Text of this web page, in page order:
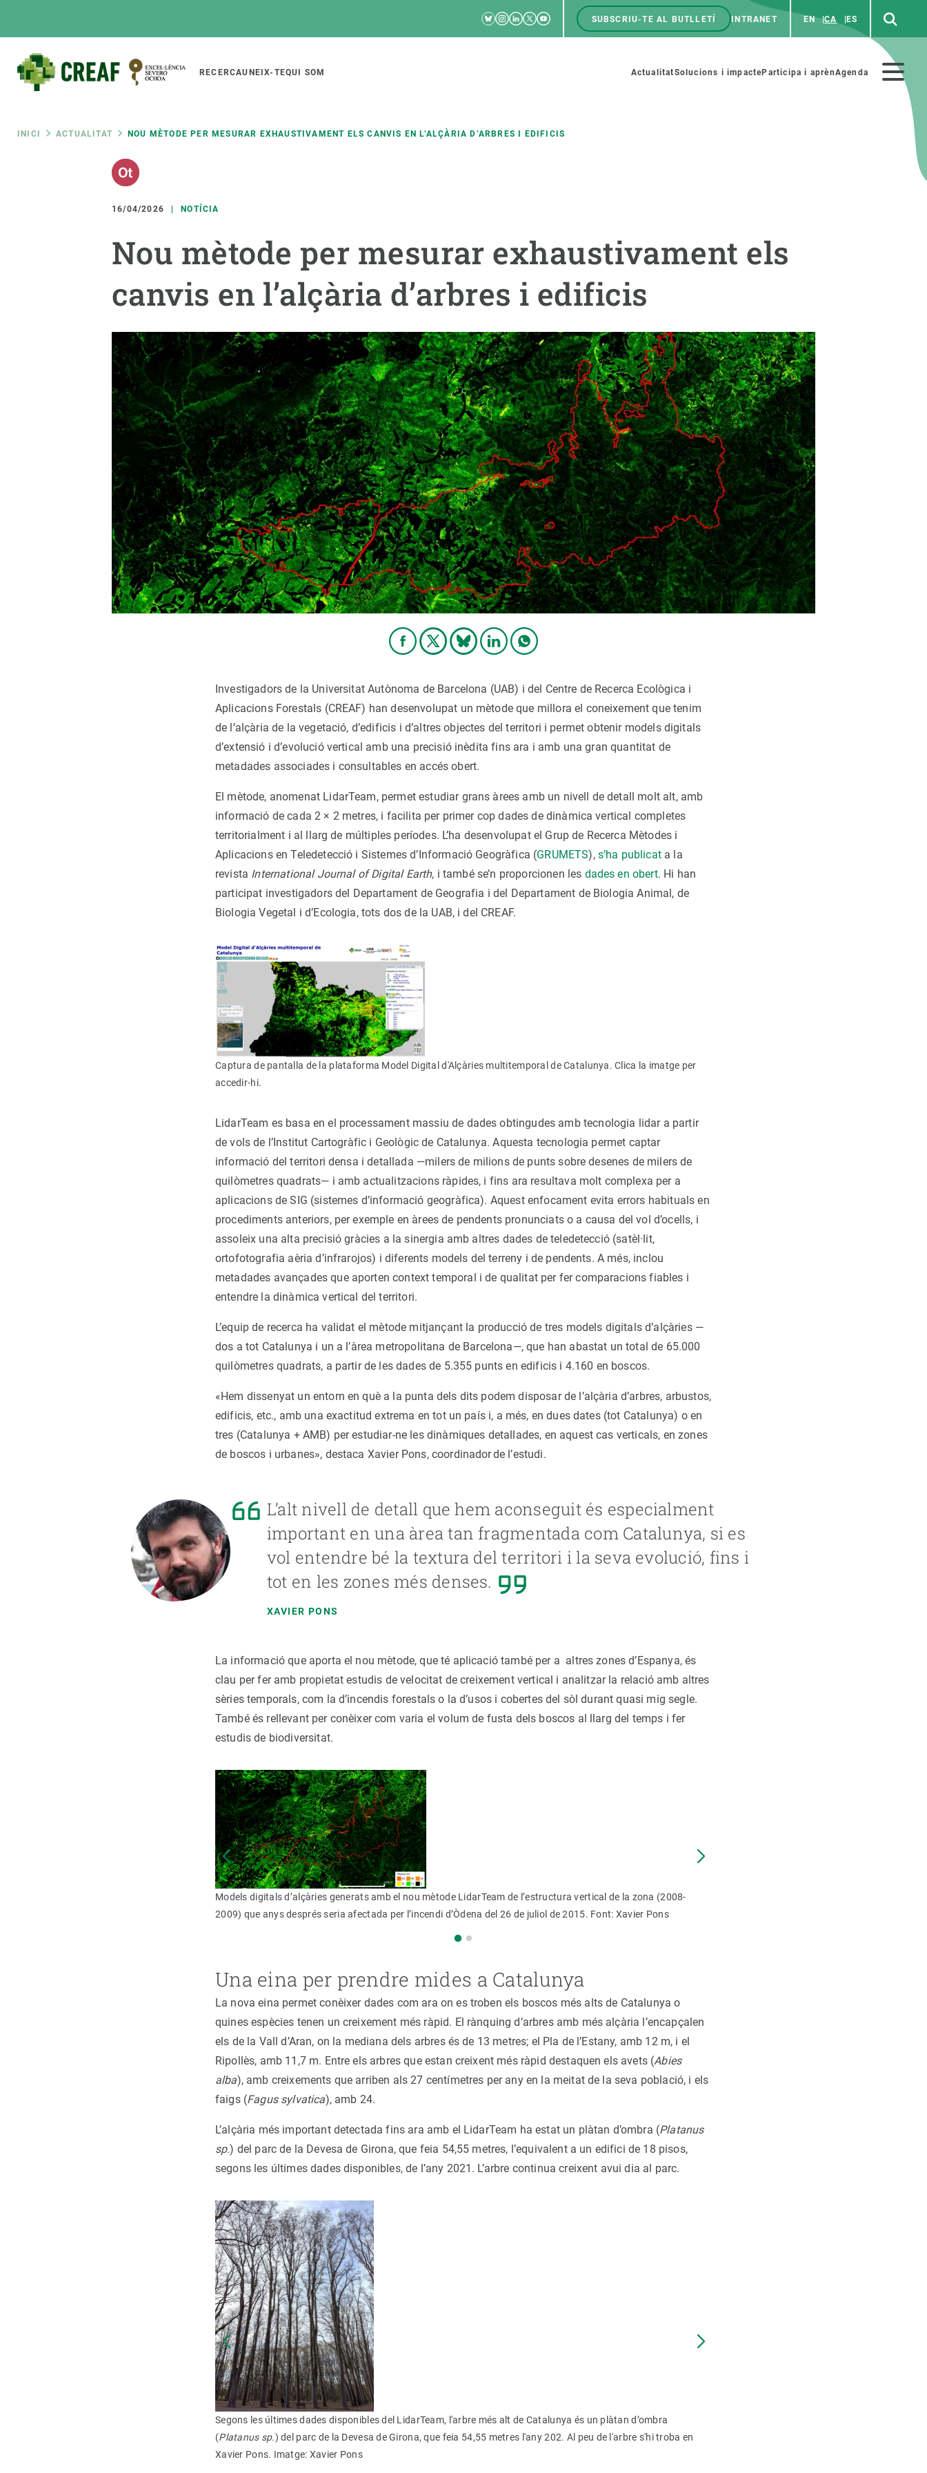
RRSS
Bluesky
Instagram
Linkedin
TwitterYoutube
Menú
SUBSCRIU-TE AL BUTLLETÍ INTRANET EN CA ES
Main
navigation
RECERCAUNEIX-TEQUI SOM
Menú
ActualitatSolucions i impacteParticipa i aprènAgenda
Fil
d'ariadna
INICI ACTUALITAT NOU MÈTODE PER MESURAR EXHAUSTIVAMENT ELS CANVIS EN L’ALÇÀRIA D’ARBRES I EDIFICIS
16/04/2026 NOTÍCIA
Nou mètode per mesurar exhaustivament els
canvis en l’alçària d’arbres i edificis
Investigadors de la Universitat Autònoma de Barcelona (UAB) i del Centre de Recerca Ecològica i
Aplicacions Forestals (CREAF) han desenvolupat un mètode que millora el coneixement que tenim
de l’alçària de la vegetació, d’edificis i d’altres objectes del territori i permet obtenir models digitals
d’extensió i d’evolució vertical amb una precisió inèdita fins ara i amb una gran quantitat de
metadades associades i consultables en accés obert.
El mètode, anomenat LidarTeam, permet estudiar grans àrees amb un nivell de detall molt alt, amb
informació de cada 2 × 2 metres, i facilita per primer cop dades de dinàmica vertical completes
territorialment i al llarg de múltiples períodes. L’ha desenvolupat el Grup de Recerca Mètodes i
Aplicacions en Teledetecció i Sistemes d’Informació Geogràfica (GRUMETS), s’ha publicata la
revista International Journal of Digital Earth, i també se’n proporcionen les dades en obert. Hi han
participat investigadors del Departament de Geografia i del Departament de Biologia Animal, de
Biologia Vegetal i d’Ecologia, tots dos de la UAB, i del CREAF.
Captura de pantalla de la plataforma Model Digital d'Alçàries multitemporal de Catalunya. Clica la imatge per
accedir-hi.
LidarTeam es basa en el processament massiu de dades obtingudes amb tecnologia lidar a partir
de vols de l’Institut Cartogràfic i Geològic de Catalunya. Aquesta tecnologia permet captar
informació del territori densa i detallada —milers de milions de punts sobre desenes de milers de
quilòmetres quadrats— i amb actualitzacions ràpides, i fins ara resultava molt complexa per a
aplicacions de SIG (sistemes d’informació geogràfica). Aquest enfocament evita errors habituals en
procediments anteriors, per exemple en àrees de pendents pronunciats o a causa del vol d’ocells, i
assoleix una alta precisió gràcies a la sinergia amb altres dades de teledetecció (satèl·lit,
ortofotografia aèria d’infrarojos) i diferents models del terreny i de pendents. A més, inclou
metadades avançades que aporten context temporal i de qualitat per fer comparacions fiables i
entendre la dinàmica vertical del territori.
L’equip de recerca ha validat el mètode mitjançant la producció de tres models digitals d’alçàries —
dos a tot Catalunya i un a l’àrea metropolitana de Barcelona—, que han abastat un total de 65.000
quilòmetres quadrats, a partir de les dades de 5.355 punts en edificis i 4.160 en boscos.
«Hem dissenyat un entorn en què a la punta dels dits podem disposar de l’alçària d’arbres, arbustos,
edificis, etc., amb una exactitud extrema en tot un país i, a més, en dues dates (tot Catalunya) o en
tres (Catalunya + AMB) per estudiar-ne les dinàmiques detallades, en aquest cas verticals, en zones
de boscos i urbanes», destaca Xavier Pons, coordinador de l’estudi.
L’alt nivell de detall que hem aconseguit és especialment
important en una àrea tan fragmentada com Catalunya, si es
vol entendre bé la textura del territori i la seva evolució, fins i
tot en les zones més denses.
XAVIER PONS
La informació que aporta el nou mètode, que té aplicació també per a altres zones d’Espanya, és
clau per fer amb propietat estudis de velocitat de creixement vertical i analitzar la relació amb altres
sèries temporals, com la d’incendis forestals o la d’usos i cobertes del sòl durant quasi mig segle.
També és rellevant per conèixer com varia el volum de fusta dels boscos al llarg del temps i fer
estudis de biodiversitat.
Models digitals d’alçàries generats amb el nou mètode LidarTeam de l’estructura vertical de la zona (2008-
2009) que anys després seria afectada per l’incendi d’Òdena del 26 de juliol de 2015. Font: Xavier Pons
Una eina per prendre mides a Catalunya
La nova eina permet conèixer dades com ara on es troben els boscos més alts de Catalunya o
quines espècies tenen un creixement més ràpid. El rànquing d’arbres amb més alçària l’encapçalen
els de la Vall d’Aran, on la mediana dels arbres és de 13 metres; el Pla de l’Estany, amb 12 m, i el
Ripollès, amb 11,7 m. Entre els arbres que estan creixent més ràpid destaquen els avets (Abies
alba), amb creixements que arriben als 27 centímetres per any en la meitat de la seva població, i els
faigs (Fagus sylvatica), amb 24.
L’alçària més important detectada fins ara amb el LidarTeam ha estat un plàtan d’ombra (Platanus
sp.) del parc de la Devesa de Girona, que feia 54,55 metres, l’equivalent a un edifici de 18 pisos,
segons les últimes dades disponibles, de l’any 2021. L’arbre continua creixent avui dia al parc.
Segons les últimes dades disponibles del LidarTeam, l'arbre més alt de Catalunya és un plàtan d’ombra
(Platanus sp.) del parc de la Devesa de Girona, que feia 54,55 metres l'any 202. Al peu de l'arbre s'hi troba en
Xavier Pons. Imatge: Xavier Pons
Featured
responsive
Responsive
menu
SOBRE NOSALTRES
Organització institucional
Infraestructures
Equitat, Diversitat i Inclusió (EDI)
Oficina de premsa
Ciència oberta i gestió del coneixement
Biodiversitat
Funcionament dels ecosistemes
Observació de la terra
Temes transversals
Publicacions
Synthesis Actions
Solucions
Política i gestió
Oportunitats acadèmiques
Demana la teva beca ERC
Vine de visitant o sabàtic
Segell de bones pràctiques HRS4R
Un lloc on créixer
Desenvolupament de carrera
Seminaris i activitats internes
T’oferim formació
Fes ciència amb nosaltres
COL·LABORA
Esdeveniments anteriors
Canvi global
Funcionament dels ecosistemes
Observació de la terra